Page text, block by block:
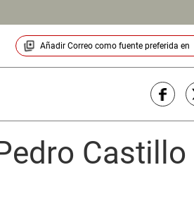
Añadir Correocomo fuente preferida en
Castillo